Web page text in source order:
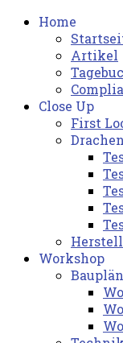
Home
Artikel
Close Up
First
Workshop